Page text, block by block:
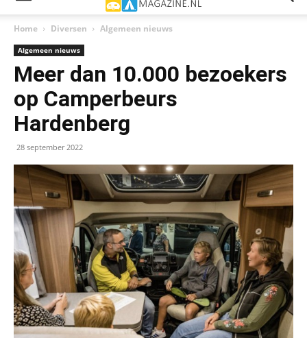
Home Diversen Algemeen nieuws
Algemeen nieuws
Meer dan 10.000 bezoekers
op Camperbeurs
Hardenberg
28 september 2022